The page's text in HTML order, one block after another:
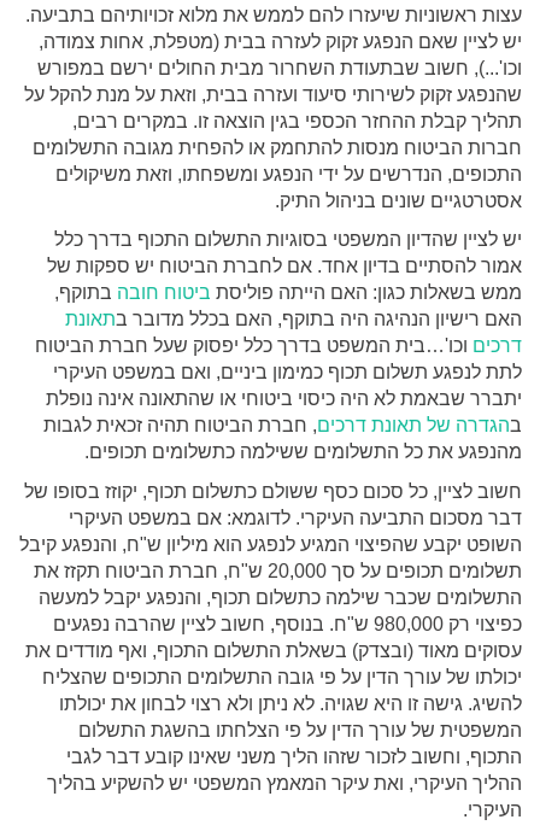
עצות ראשוניות שיעזרו להם לממש את מלוא זכויותיהם בתביעה.
יש לציין שאם הנפגע זקוק לעזרה בבית (מטפלת, אחות צמודה,
וכו'...), חשוב שבתעודת השחרור מבית החולים ירשם במפורש
שהנפגע זקוק לשירותי סיעוד ועזרה בבית, וזאת על מנת להקל על
תהליך קבלת ההחזר הכספי בגין הוצאה זו. במקרים רבים,
חברות הביטוח מנסות להתחמק או להפחית מגובה התשלומים
התכופים, הנדרשים על ידי הנפגע ומשפחתו, וזאת משיקולים
אסטרטגיים שונים בניהול התיק.
יש לציין שהדיון המשפטי בסוגיות התשלום התכוף בדרך כלל
אמור להסתיים בדיון אחד. אם לחברת הביטוח יש ספקות של
ממש בשאלות כגון: האם הייתה פוליסת ביטוח חובה בתוקף,
האם רישיון הנהיגה היה בתוקף, האם בכלל מדובר בתאונת
דרכים וכו'…בית המשפט בדרך כלל יפסוק שעל חברת הביטוח
לתת לנפגע תשלום תכוף כמימון ביניים, ואם במשפט העיקרי
יתברר שבאמת לא היה כיסוי ביטוחי או שהתאונה אינה נופלת
בהגדרה של תאונת דרכים, חברת הביטוח תהיה זכאית לגבות
מהנפגע את כל התשלומים ששילמה כתשלומים תכופים.
חשוב לציין, כל סכום כסף ששולם כתשלום תכוף, יקוזז בסופו של
דבר מסכום התביעה העיקרי. לדוגמא: אם במשפט העיקרי
השופט יקבע שהפיצוי המגיע לנפגע הוא מיליון ש"ח, והנפגע קיבל
תשלומים תכופים על סך 20,000 ש"ח, חברת הביטוח תקזז את
התשלומים שכבר שילמה כתשלום תכוף, והנפגע יקבל למעשה
כפיצוי רק 980,000 ש"ח. בנוסף, חשוב לציין שהרבה נפגעים
עסוקים מאוד (ובצדק) בשאלת התשלום התכוף, ואף מודדים את
יכולתו של עורך הדין על פי גובה התשלומים התכופים שהצליח
להשיג. גישה זו היא שגויה. לא ניתן ולא רצוי לבחון את יכולתו
המשפטית של עורך הדין על פי הצלחתו בהשגת התשלום
התכוף, וחשוב לזכור שזהו הליך משני שאינו קובע דבר לגבי
ההליך העיקרי, ואת עיקר המאמץ המשפטי יש להשקיע בהליך
העיקרי.